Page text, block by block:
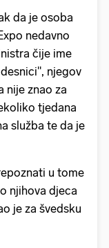
da je osoba
nedavno
čije ime
njegov
nije znao za
tjedana
služba te da je
u tome
njihova djeca
je za švedsku